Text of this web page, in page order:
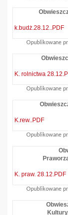
k.budż.28.12..PDF
Opublikowane
K. rolnictwa
Opublikowane
K.rew..PDF
Opublikowane
K. praw. 28.12.PDF
Opublikowane